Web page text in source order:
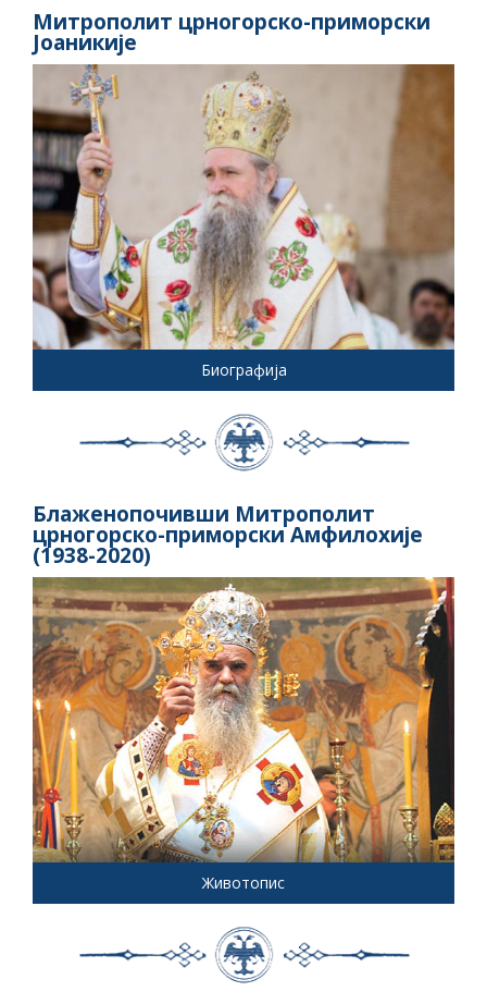
Митрополит црногорско-приморски
Јоаникије
Биографија
Блаженопочивши Митрополит
црногорско-приморски Амфилохије
(1938-2020)
Животопис